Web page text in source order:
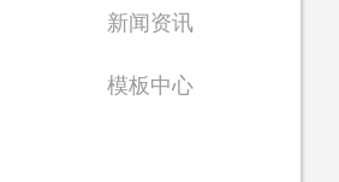
新闻资讯
模板中心